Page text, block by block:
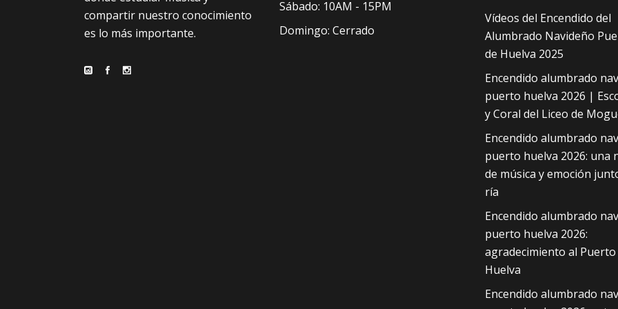
compartir nuestro conocimiento
es lo más importante.
Sábado: 10AM - 15PM
Domingo: Cerrado
Vídeos del Encendido del
Alumbrado Navideño
de Huelva 2025
Encendido alumbrado
puerto huelva 2026 |
y Coral del Liceo de
Encendido alumbrado
puerto huelva 2026: una
de música y emoción
ría
Encendido alumbrado
puerto huelva 2026:
agradecimiento al Puerto
Huelva
Encendido alumbrado